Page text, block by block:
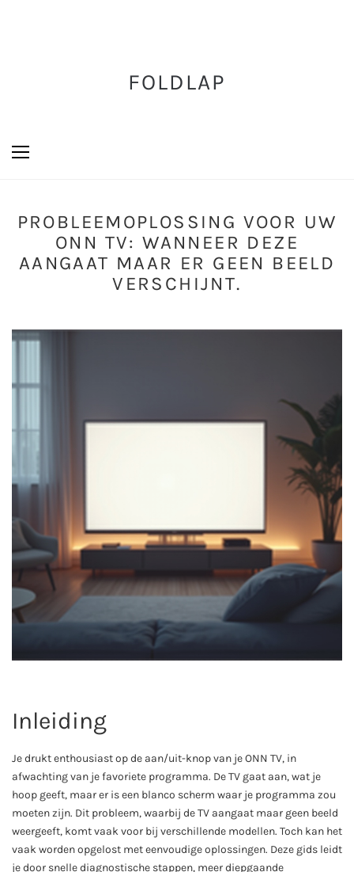
FOLDLAP
PROBLEEMOPLOSSING VOOR UW
ONN TV: WANNEER DEZE
AANGAAT MAAR ER GEEN BEELD
VERSCHIJNT.
Inleiding
Je drukt enthousiast op de aan/uit-knop van je ONN TV, in
afwachting van je favoriete programma. De TV gaat aan, wat je
hoop geeft, maar er is een blanco scherm waar je programma zou
moeten zijn. Dit probleem, waarbij de TV aangaat maar geen beeld
weergeeft, komt vaak voor bij verschillende modellen. Toch kan het
vaak worden opgelost met eenvoudige oplossingen. Deze gids leidt
je door snelle diagnostische stappen, meer diepgaande